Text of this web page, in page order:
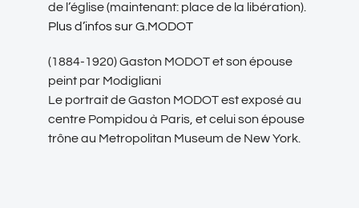
de l’église (maintenant: place de la libération).
Plus d’infos sur G.MODOT
(1884-1920) Gaston MODOT et son épouse
peint par Modigliani
Le portrait de Gaston MODOT est exposé au
centre Pompidou à Paris, et celui son épouse
trône au Metropolitan Museum de New York.